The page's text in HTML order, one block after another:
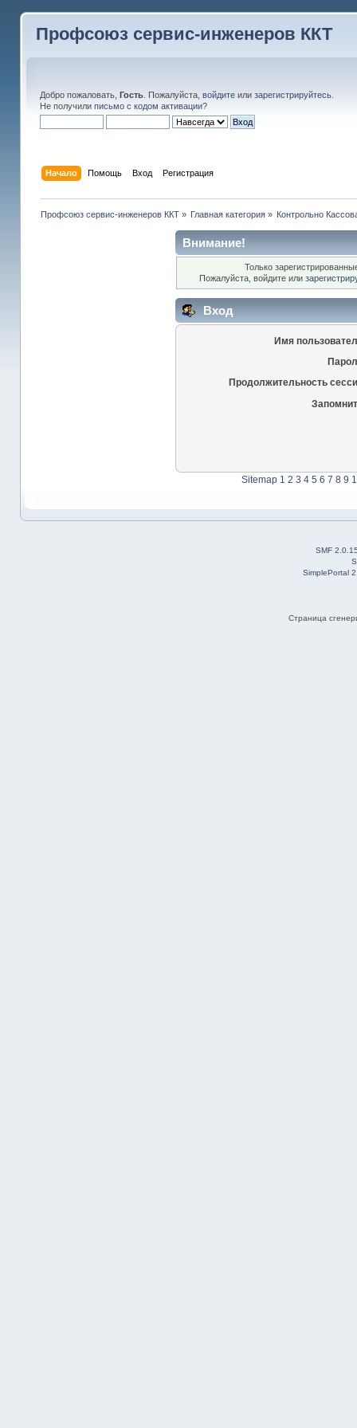
Профсоюз сервис-инженеров ККТ
Добро пожаловать, Гость. Пожалуйста, войдитеили зарегистрируйтесь.
Не получили письмо с кодом активации?
Начало Помощь Вход Регистрация
Профсоюз сервис-инженеров ККТ» Главная категория » Контрольно
Внимание!
Только
Пожалуйста, войдите или
Вход
Имя
Продолжительность
Sitemap 1 2 3 4 5 6 7 8 9
SMF
SimplePortal
Страница